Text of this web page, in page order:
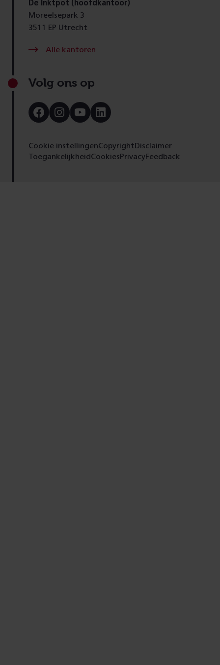
De Inktpot (hoofdkantoor)
Moreelsepark 3
3511 EP Utrecht
Alle kantoren
Volg ons op
Bezoek
onze
Bezoek
onze
Bezoek
onze
Bezoek
onze
Cookie instellingenCopyrightDisclaimer
ToegankelijkheidCookiesPrivacyFeedback